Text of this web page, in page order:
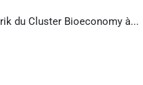
du Cluster Bioeconomy à...